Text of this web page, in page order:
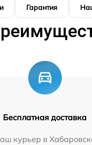
Гарантия
Бесплатная доставка
курьер в